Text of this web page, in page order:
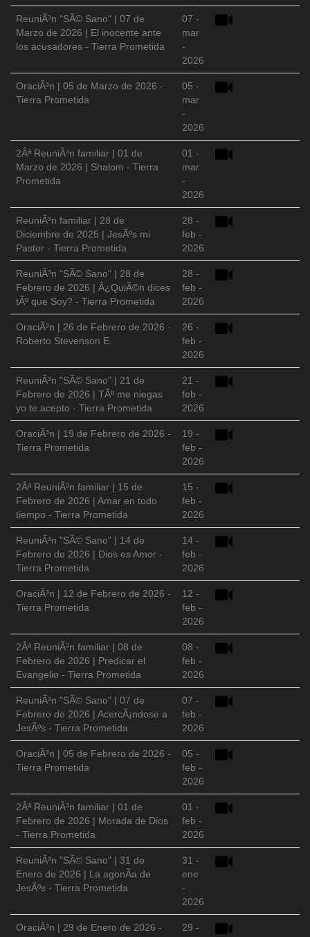
ReuniÃ³n "SÃ© Sano" | 07 de
Marzo de 2026 | El inocente ante
los acusadores - Tierra Prometida
07 -
mar
-
2026
OraciÃ³n | 05 de Marzo de 2026 -
Tierra Prometida
05 -
mar
-
2026
2Âª ReuniÃ³n familiar | 01 de
Marzo de 2026 | Shalom - Tierra
Prometida
01 -
mar
-
2026
ReuniÃ³n familiar | 28 de
Diciembre de 2025 | JesÃºs mi
Pastor - Tierra Prometida
28 -
feb -
2026
ReuniÃ³n "SÃ© Sano" | 28 de
Febrero de 2026 | Â¿QuiÃ©n dices
tÃº que Soy? - Tierra Prometida
28 -
feb -
2026
OraciÃ³n | 26 de Febrero de 2026 -
Roberto Stevenson E.
26 -
feb -
2026
ReuniÃ³n "SÃ© Sano" | 21 de
Febrero de 2026 | TÃº me niegas
yo te acepto - Tierra Prometida
21 -
feb -
2026
OraciÃ³n | 19 de Febrero de 2026 -
Tierra Prometida
19 -
feb -
2026
2Âª ReuniÃ³n familiar | 15 de
Febrero de 2026 | Amar en todo
tiempo - Tierra Prometida
15 -
feb -
2026
ReuniÃ³n "SÃ© Sano" | 14 de
Febrero de 2026 | Dios es Amor -
Tierra Prometida
14 -
feb -
2026
OraciÃ³n | 12 de Febrero de 2026 -
Tierra Prometida
12 -
feb -
2026
2Âª ReuniÃ³n familiar | 08 de
Febrero de 2026 | Predicar el
Evangelio - Tierra Prometida
08 -
feb -
2026
ReuniÃ³n "SÃ© Sano" | 07 de
Febrero de 2026 | AcercÃ¡ndose a
JesÃºs - Tierra Prometida
07 -
feb -
2026
OraciÃ³n | 05 de Febrero de 2026 -
Tierra Prometida
05 -
feb -
2026
2Âª ReuniÃ³n familiar | 01 de
Febrero de 2026 | Morada de Dios
- Tierra Prometida
01 -
feb -
2026
ReuniÃ³n "SÃ© Sano" | 31 de
Enero de 2026 | La agonÃ­a de
JesÃºs - Tierra Prometida
31 -
ene
-
2026
OraciÃ³n | 29 de Enero de 2026 -
29 -